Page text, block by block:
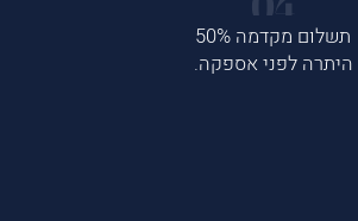
תשלום מקדמה 50%
היתרה לפני אספקה.